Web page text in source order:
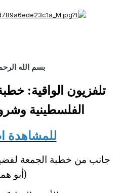
بسم الله
تلفزيون الواقية:
الفلسطينية
للمشاهدة
جانب من خطبة الجمعة
(أبو